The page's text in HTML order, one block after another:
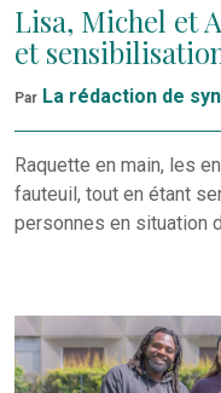
Lisa, Michel et
et
Par La rédaction de
Raquette en main, les
fauteuil, tout en étant
personnes en situation